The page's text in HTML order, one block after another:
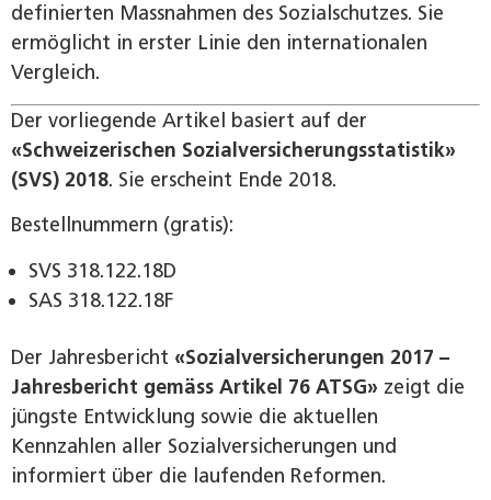
definierten Massnahmen des Sozialschutzes. Sie
ermöglicht in erster Linie den internationalen
Vergleich.
Der vorliegende Artikel basiert auf der
«Schweizerischen Sozialversicherungsstatistik»
(SVS) 2018. Sie erscheint Ende 2018.
Bestellnummern (gratis):
SVS 318.122.18D
SAS 318.122.18F
Der Jahresbericht «Sozialversicherungen 2017 –
Jahresbericht gemäss Artikel 76 ATSG» zeigt die
jüngste Entwicklung sowie die aktuellen
Kennzahlen aller Sozialversicherungen und
informiert über die laufenden Reformen.